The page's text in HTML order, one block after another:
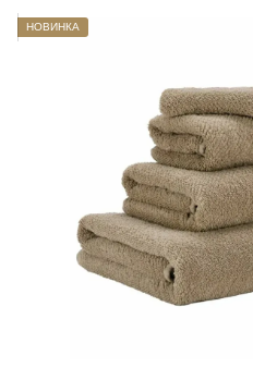
НОВИНКА